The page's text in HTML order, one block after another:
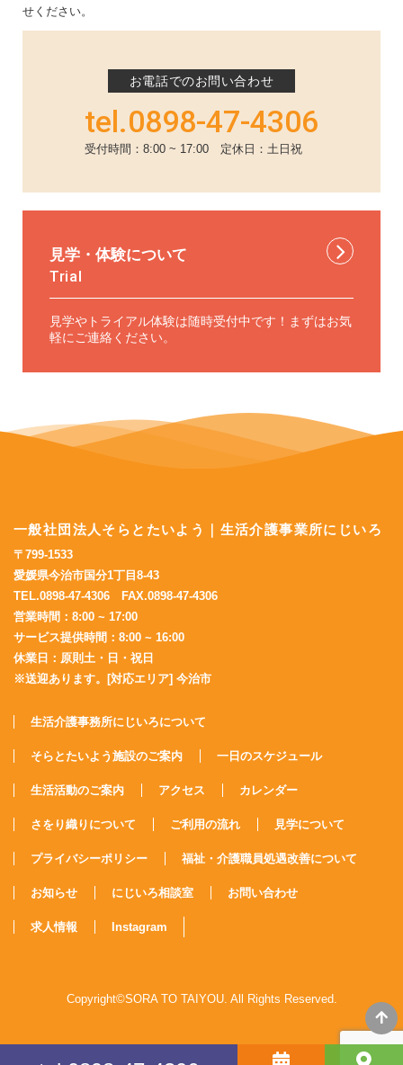
せください。
お電話でのお問い合わせ
tel.0898-47-4306
受付時間：8:00 ~ 17:00 定休日：土日祝
見学・体験について
Trial
見学やトライアル体験は随時受付中です！ まずはお気
軽にご連絡ください。
一般社団法人そらとたいよう｜生活介護事業所にじいろ
〒799-1533
愛媛県今治市国分1丁目8-43
TEL.0898-47-4306 FAX.0898-47-4306
営業時間：8:00 ~ 17:00
サービス提供時間：8:00 ~ 16:00
休業日：原則土・日・祝日
※送迎あります。[対応エリア] 今治市
生活介護事務所にじいろについて
そらとたいよう施設のご案内 一日のスケジュール
生活活動のご案内 アクセス カレンダー
さをり織りについて ご利用の流れ 見学について
プライバシーポリシー 福祉・介護職員処遇改善について
お知らせ にじいろ相談室 お問い合わせ
求人情報 Instagram
Copyright©SORA TO TAIYOU. All Rights Reserved.